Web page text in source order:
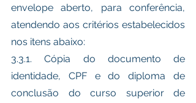
envelope aberto, para conferência,
atendendo aos critérios estabelecidos
nos itens abaixo:
3.3.1. Cópia do documento de
identidade, CPF e do diploma de
conclusão do curso superior de